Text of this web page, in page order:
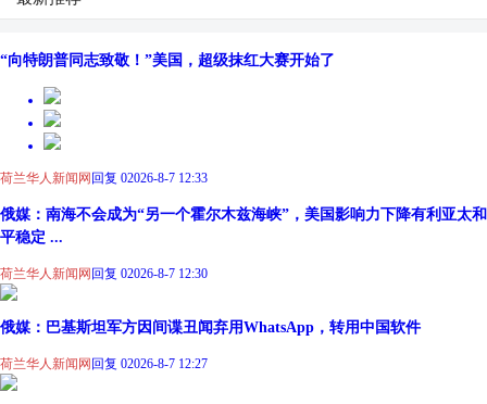
“向特朗普同志致敬！”美国，超级抹红大赛开始了
荷兰华人新闻网回复 02026-8-7 12:33
俄媒：南海不会成为“另一个霍尔木兹海峡”，美国影响力下降有利亚太和
平稳定 ...
荷兰华人新闻网回复 02026-8-7 12:30
俄媒：巴基斯坦军方因间谍丑闻弃用WhatsApp，转用中国软件
荷兰华人新闻网 回复 02026-8-7 12:27